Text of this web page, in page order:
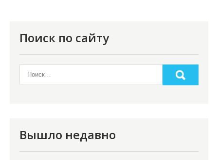
м
Поиск по сайту
Вышло недавно